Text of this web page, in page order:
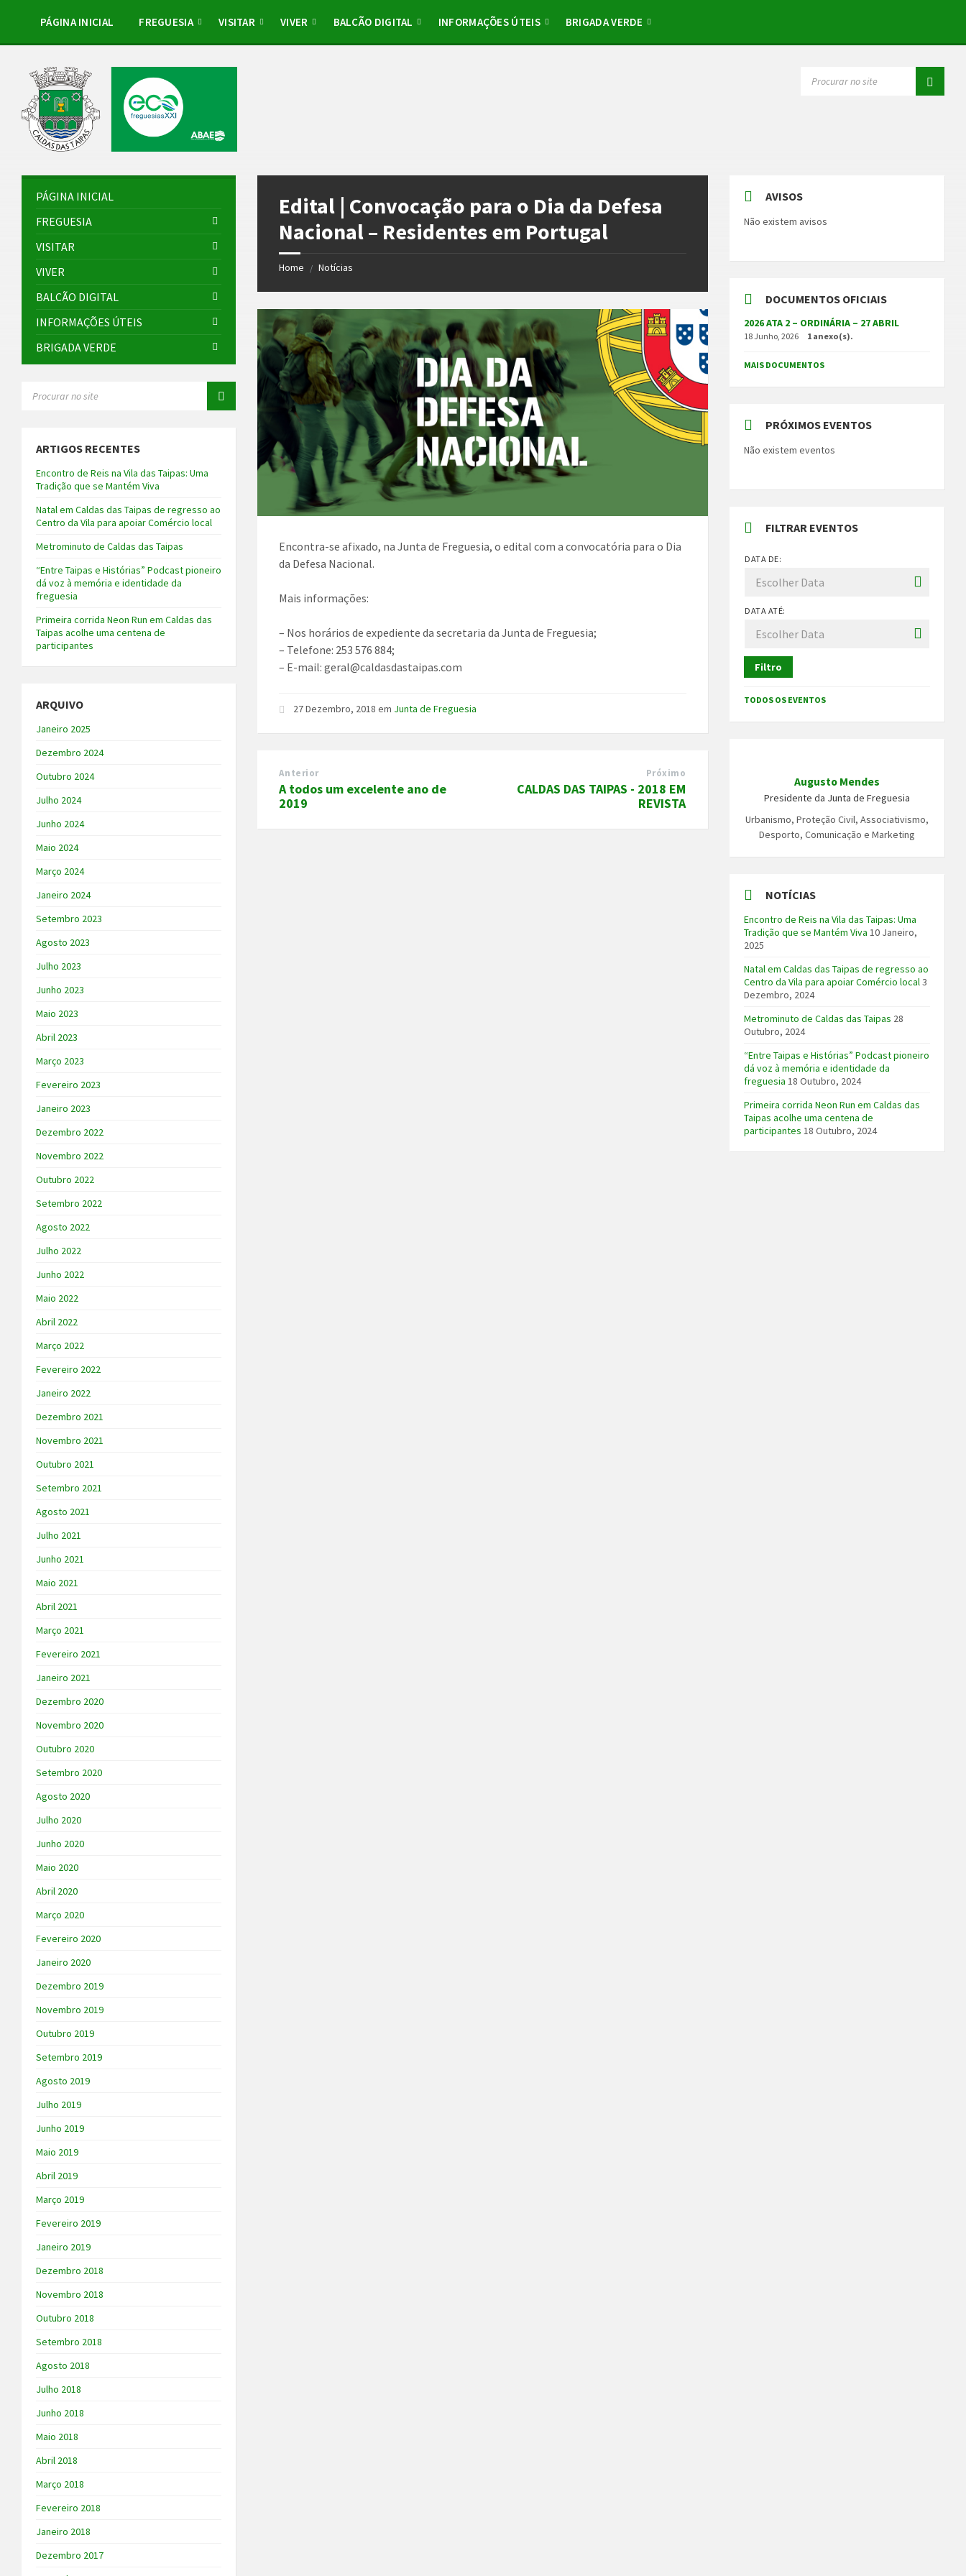
sidebar
sidebar
PÁGINA INICIAL FREGUESIA VISITAR VIVER BALCÃO DIGITAL INFORMAÇÕES ÚTEIS BRIGADA VERDE
Edital | Convocação para o Dia da Defesa
Nacional – Residentes em Portugal
Home / Notícias
Encontra-se afixado, na Junta de Freguesia, o edital com a convocatória para o Dia
da Defesa Nacional.
Mais informações:
– Nos horários de expediente da secretaria da Junta de Freguesia;
– Telefone: 253 576 884;
– E-mail: geral@caldasdastaipas.com
27 Dezembro, 2018em Junta de Freguesia
Anterior
A todos um excelente ano de
2019
Próximo
CALDAS DAS TAIPAS - 2018 EM
REVISTA
PÁGINA INICIAL
FREGUESIA
VISITAR
VIVER
BALCÃO DIGITAL
INFORMAÇÕES ÚTEIS
BRIGADA VERDE
ARTIGOS RECENTES
Encontro de Reis na Vila das Taipas: Uma
Tradição que se Mantém Viva
Natal em Caldas das Taipas de regresso ao
Centro da Vila para apoiar Comércio local
Metrominuto de Caldas das Taipas
“Entre Taipas e Histórias” Podcast pioneiro
dá voz à memória e identidade da
freguesia
Primeira corrida Neon Run em Caldas das
Taipas acolhe uma centena de
participantes
ARQUIVO
Janeiro 2025
Dezembro 2024
Outubro 2024
Julho 2024
Junho 2024
Maio 2024
Março 2024
Janeiro 2024
Setembro 2023
Agosto 2023
Julho 2023
Junho 2023
Maio 2023
Abril 2023
Março 2023
Fevereiro 2023
Janeiro 2023
Dezembro 2022
Novembro 2022
Outubro 2022
Setembro 2022
Agosto 2022
Julho 2022
Junho 2022
Maio 2022
Abril 2022
Março 2022
Fevereiro 2022
Janeiro 2022
Dezembro 2021
Novembro 2021
Outubro 2021
Setembro 2021
Agosto 2021
Julho 2021
Junho 2021
Maio 2021
Abril 2021
Março 2021
Fevereiro 2021
Janeiro 2021
Dezembro 2020
Novembro 2020
Outubro 2020
Setembro 2020
Agosto 2020
Julho 2020
Junho 2020
Maio 2020
Abril 2020
Março 2020
Fevereiro 2020
Janeiro 2020
Dezembro 2019
Novembro 2019
Outubro 2019
Setembro 2019
Agosto 2019
Julho 2019
Junho 2019
Maio 2019
Abril 2019
Março 2019
Fevereiro 2019
Janeiro 2019
Dezembro 2018
Novembro 2018
Outubro 2018
Setembro 2018
Agosto 2018
Julho 2018
Junho 2018
Maio 2018
Abril 2018
Março 2018
Fevereiro 2018
Janeiro 2018
Dezembro 2017
AVISOS
Não existem avisos
DOCUMENTOS OFICIAIS
2026 ATA 2 – ORDINÁRIA – 27 ABRIL
18 Junho, 2026 1 anexo(s).
MAIS DOCUMENTOS
PRÓXIMOS EVENTOS
Não existem eventos
FILTRAR EVENTOS
DATA DE:
DATA ATÉ:
Filtro
TODOS OS EVENTOS
Augusto Mendes
Presidente da Junta de Freguesia
Urbanismo, Proteção Civil, Associativismo,
Desporto, Comunicação e Marketing
NOTÍCIAS
Encontro de Reis na Vila das Taipas: Uma
Tradição que se Mantém Viva 10 Janeiro,
2025
Natal em Caldas das Taipas de regresso ao
Centro da Vila para apoiar Comércio local3
Dezembro, 2024
Metrominuto de Caldas das Taipas 28
Outubro, 2024
“Entre Taipas e Histórias” Podcast pioneiro
dá voz à memória e identidade da
freguesia 18 Outubro, 2024
Primeira corrida Neon Run em Caldas das
Taipas acolhe uma centena de
participantes 18 Outubro, 2024